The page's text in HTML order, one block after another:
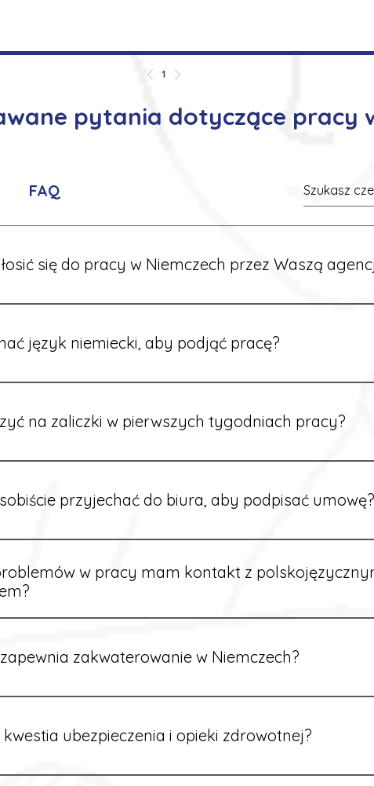
1
pytania dotyczące pracy
FAQ
się do pracy w Niemczech przez Waszą
formularz zgłoszeniowy na naszej stronie lub skontaktować się
język niemiecki, aby podjąć pracę?
ofert nie wymaga znajomości języka. Jeśli jednak znasz
na zaliczki w pierwszych tygodniach pracy?
sytuacjach możesz otrzymać zaliczkę po wcześniejszym
przyjechać do biura, aby podpisać umowę?
są osobiście w naszym biurze. Dzięki temu masz
prawidłowo.
w pracy mam kontakt z
zakwaterowanie w Niemczech?
dbają o zapewnienie miejsca noclegowego w pobliżu
ubezpieczenia i opieki zdrowotnej?
otrzymuje ubezpieczenie zdrowotne zgodne z niemieckim